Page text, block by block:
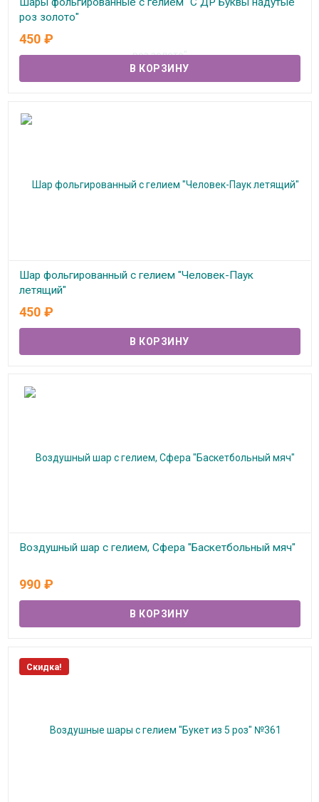
роз золото"
В наличии
450 ₽
Шар фольгированный с гелием "Человек-Паук
летящий"
В наличии
450 ₽
Воздушный шар с гелием, Сфера "Баскетбольный мяч"
990 ₽
Скидка!